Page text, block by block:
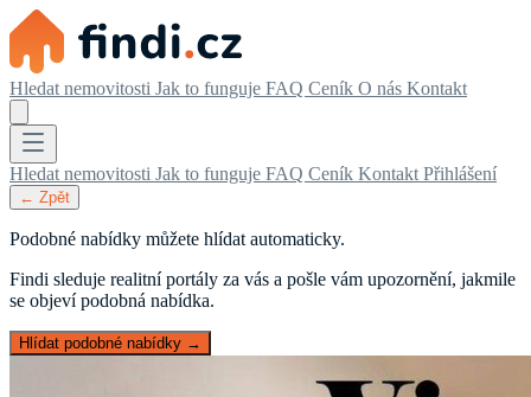
Hledat nemovitosti Jak to funguje FAQ Ceník O nás Kontakt
Hledat nemovitosti Jak to funguje FAQ Ceník Kontakt Přihlášení
← Zpět
Podobné nabídky můžete hlídat automaticky.
Findi sleduje realitní portály za vás a pošle vám upozornění, jakmile
se objeví podobná nabídka.
Hlídat podobné nabídky →